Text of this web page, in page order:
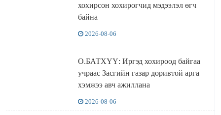
хохирсон хохирогчид мэдээлэл өгч
байна
2026-08-06
О.БАТХҮҮ: Иргэд хохироод байгаа
учраас Засгийн газар доривтой арга
хэмжээ авч ажиллана
2026-08-06